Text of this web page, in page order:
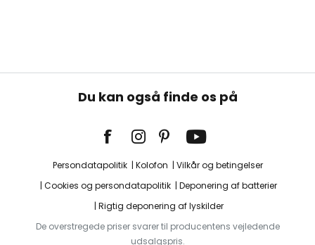
Du kan også finde os på
Persondatapolitik Kolofon
Vilkår og betingelser
Cookies og persondatapolitik
Deponering af batterier
Rigtig deponering af lyskilder
De overstregede priser svarer til producentens vejledende
udsalgspris.